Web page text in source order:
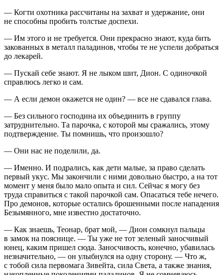
— Когти охотника рассчитаны на захват и удержание, они
не способны пробить толстые доспехи.
— Им этого и не требуется. Они прекрасно знают, куда бить
закованных в металл паладинов, чтобы те не успели добраться
до лекарей.
— Пускай себе знают. Я не лыком шит, Дион. С одиночкой
справлюсь легко и сам.
— А если демон окажется не один? — все не сдавался глава.
— Без сильного господина их объединить в группу
затруднительно. Та парочка, с которой мы сражались, этому
подтверждение. Ты помнишь, что произошло?
— Они нас не поделили, да.
— Именно. И подрались, как дети малые, за право сделать
первый укус. Мы закончили с ними довольно быстро, а на тот
момент у меня было мало опыта и сил. Сейчас я могу без
труда справиться с такой парочкой сам. Опасаться тебе нечего.
Про демонов, которые остались брошенными после нападения
Безымянного, мне известно достаточно.
— Как знаешь, Теонар, брат мой, — Дион сомкнул пальцы
в замок на пояснице. — Ты уже не тот зеленый заносчивый
юнец, каким пришел сюда. Заносчивость, конечно, убавилась
незначительно, — он улыбнулся на одну сторону. — Что ж,
с тобой сила первомага Зивейта, сила Света, а также знания,